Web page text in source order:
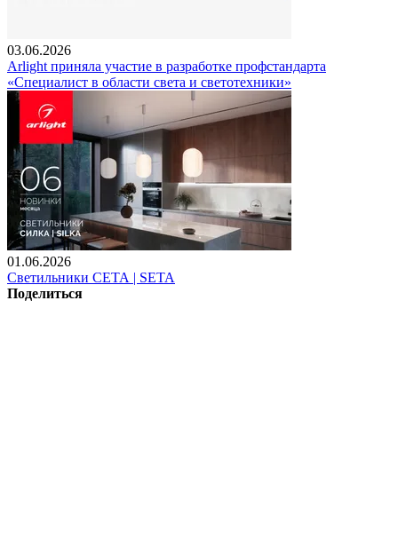
03.06.2026
Arlight приняла участие в разработке профстандарта
«Специалист в области света и светотехники»
01.06.2026
Светильники СЕТА | SETA
Поделиться